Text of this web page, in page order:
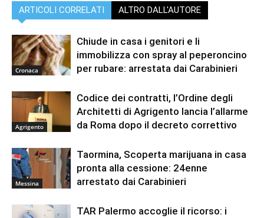
ARTICOLI CORRELATI ALTRO DALL'AUTORE
Cronaca
Chiude in casa i genitori e li
immobilizza con spray al peperoncino
per rubare: arrestata dai Carabinieri
Agrigento
Codice dei contratti, l’Ordine degli
Architetti di Agrigento lancia l’allarme
da Roma dopo il decreto correttivo
Messina
Taormina, Scoperta marijuana in casa
pronta alla cessione: 24enne
arrestato dai Carabinieri
TAR Palermo accoglie il ricorso: i